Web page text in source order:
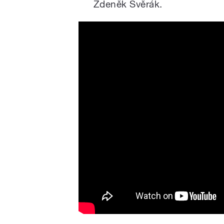
Zdeněk Svěrák.